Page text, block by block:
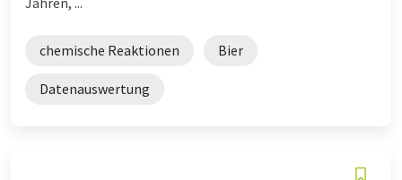
chemische Reaktionen Bier
Datenauswertung